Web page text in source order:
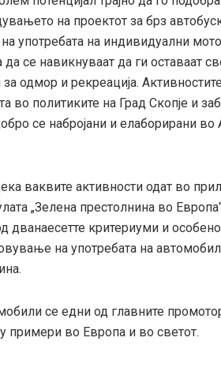
на проектот за брз
употребата на индивидуални
да се навикнуваат да ги оставаат
одмор и рекреација.
во политиките на Град Скопје и
се набројани и елаборирани
ваквите активности одат во
„Зелена престолнина во
дванаесетте критериуми и
на употребата на
се едни од главните
примери во Европа и во светот.